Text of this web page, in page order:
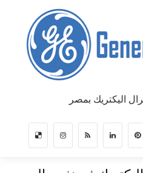
اليكتريك بمصر